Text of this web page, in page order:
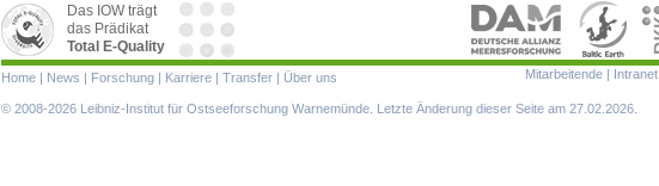
Das IOW trägt
das Prädikat
Total E-Quality
Mitarbeitende Intranet
Navigation
Home News Forschung Karriere Transfer Über uns
© 2008-2026 Leibniz-Institut für Ostseeforschung Warnemünde. Letzte Änderung dieser Seite am 27.02.2026.